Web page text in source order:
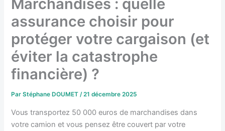
Marchandises : quelle
assurance choisir pour
protéger votre cargaison (et
éviter la catastrophe
financière) ?
ParStéphane DOUMET/21 décembre 2025
Vous transportez 50 000 euros de marchandises dans
votre camion et vous pensez être couvert par votre